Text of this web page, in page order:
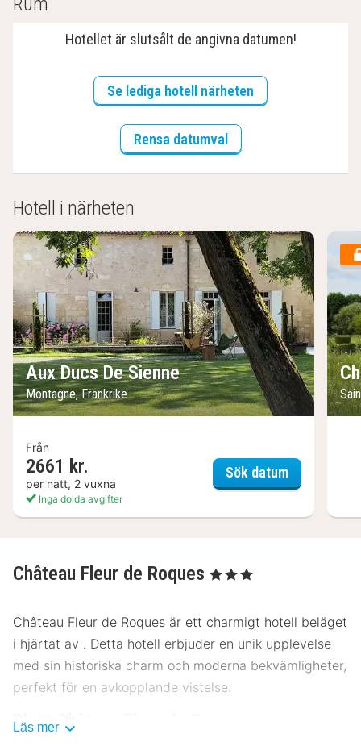
Hotellet är slutsålt de angivna datumen!
Se lediga hotell närheten
Rensa datumval
Hotell i närheten
Aux Ducs De Sienne
Montagne, Frankrike
Från
2661 kr.
per natt, 2 vuxna
Inga dolda avgifter
Sök datumAux Ducs
Château Fleur de Roques , 3 Stjärnor
Château Fleur de Roques är ett charmigt hotell beläget
i hjärtat av . Detta hotell erbjuder en unik upplevelse
med sin historiska charm och moderna bekvämligheter,
perfekt för en avkopplande vistelse.
Plats Château Fleur de Roques
Läs mer